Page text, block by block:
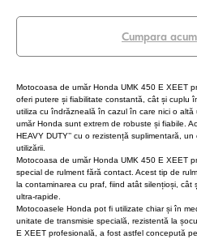
Cumpara acum
Motocoasa de umăr Honda UMK 450 E XEET
oferi putere și fiabilitate constantă, cât și cuplu
utiliza cu îndrăzneală în cazul în care nici o
umăr Honda sunt extrem de robuste și fiabile.
HEAVY DUTY’’ cu o rezistență suplimentară,
utilizării.
Motocoasa de umăr Honda UMK 450 E XEET
special de rulment fără contact. Acest tip de
la contaminarea cu praf, fiind atât silențioși, cât
ultra-rapide.
Motocoasele Honda pot fi utilizate chiar și în
unitate de transmisie specială, rezistentă la
E XEET profesională, a fost astfel concepută